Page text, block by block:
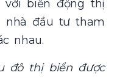
với biến động thị
nhà đầu tư tham
nhau.
đô thị biển được